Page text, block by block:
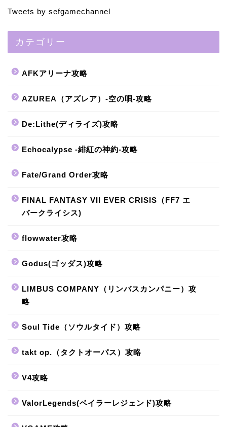
Tweets by sefgamechannel
カテゴリー
AFKアリーナ攻略
AZUREA（アズレア）-空の唄-攻略
De:Lithe(ディライズ)攻略
Echocalypse -緋紅の神約-攻略
Fate/Grand Order攻略
FINAL FANTASY VII EVER CRISIS（FF7 エ
バークライシス)
flowwater攻略
Godus(ゴッダス)攻略
LIMBUS COMPANY（リンバスカンパニー）攻
略
Soul Tide（ソウルタイド）攻略
takt op.（タクトオーパス）攻略
V4攻略
ValorLegends(ベイラーレジェンド)攻略